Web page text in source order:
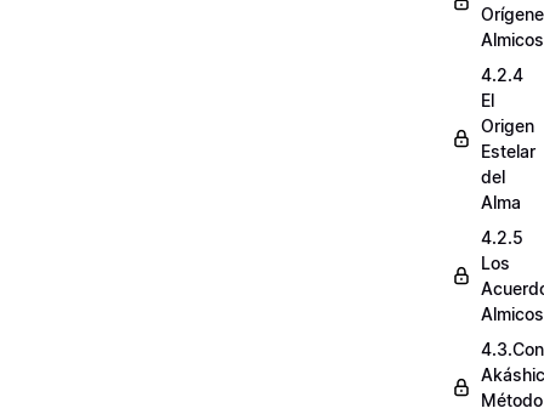
Almicos
4.2.4
El
Origen
Estelar
del
Alma
4.2.5
Los
Almicos
Método